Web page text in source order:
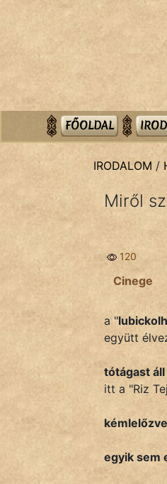
Dráma
Eposz
Kötelező
Monda
Regény
FŐOLDAL
IRODALOM /
Miről
120
Cinege
a "
együtt
tótágast áll
itt a "Riz
kémlelőzve
egyik sem